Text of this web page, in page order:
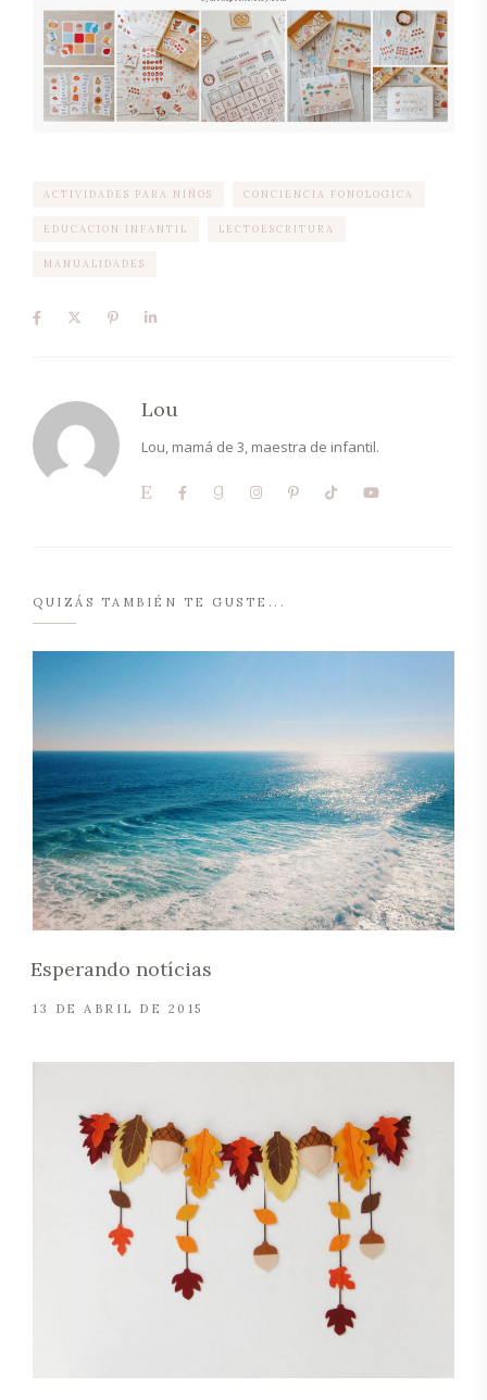
ACTIVIDADES PARA NIÑOS CONCIENCIA FONOLOGICA
EDUCACION INFANTIL LECTOESCRITURA
MANUALIDADES
Lou
Lou, mamá de 3, maestra de infantil.
QUIZÁS TAMBIÉN TE GUSTE...
Esperando notícias
13 DE ABRIL DE 2015